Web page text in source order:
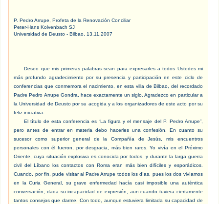
P. Pedro Arrupe, Profeta de la Renovación Conciliar
Peter-Hans Kolvenbach SJ
Universidad de Deusto - Bilbao, 13.11.2007
Deseo que mis primeras palabras sean para expresarles a todos Ustedes mi
más profundo agradecimiento por su presencia y participación en este ciclo de
conferencias que conmemora el nacimiento, en esta villa de Bilbao, del recordado
Padre Pedro Arrupe Gondra, hace exactamente un siglo. Agradezco en particular a
la Universidad de Deusto por su acogida y a los organizadores de este acto por su
feliz iniciativa.
El título de esta conferencia es “La figura y el mensaje del P. Pedro Arrupe”,
pero antes de entrar en materia debo hacerles una confesión. En cuanto su
sucesor como superior general de la Compañía de Jesús, mis encuentros
personales con él fueron, por desgracia, más bien raros. Yo vivía en el Próximo
Oriente, cuya situación explosiva es conocida por todos, y durante la larga guerra
civil del Líbano los contactos con Roma eran más bien difíciles y esporádicos.
Cuando, por fin, pude visitar al Padre Arrupe todos los días, pues los dos vivíamos
en la Curia General, su grave enfermedad hacía casi imposible una auténtica
conversación, dada su incapacidad de expresión, aun cuando tuviera ciertamente
tantos consejos que darme. Con todo, aunque estuviera limitada su capacidad de